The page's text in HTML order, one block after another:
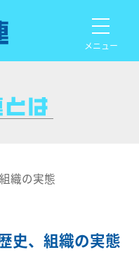
メニュー
織の実態
史、組織の実態